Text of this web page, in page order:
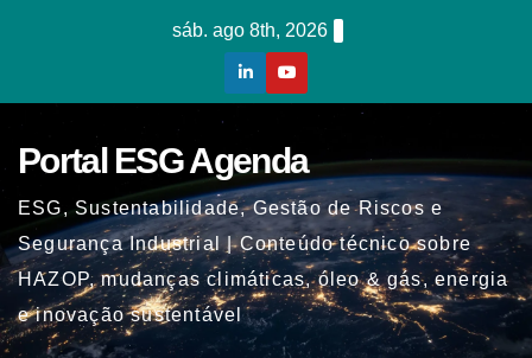
sáb. ago 8th, 2026
Portal ESG Agenda
ESG, Sustentabilidade, Gestão de Riscos e
Segurança Industrial | Conteúdo técnico sobre
HAZOP, mudanças climáticas, óleo & gás, energia
e inovação sustentável